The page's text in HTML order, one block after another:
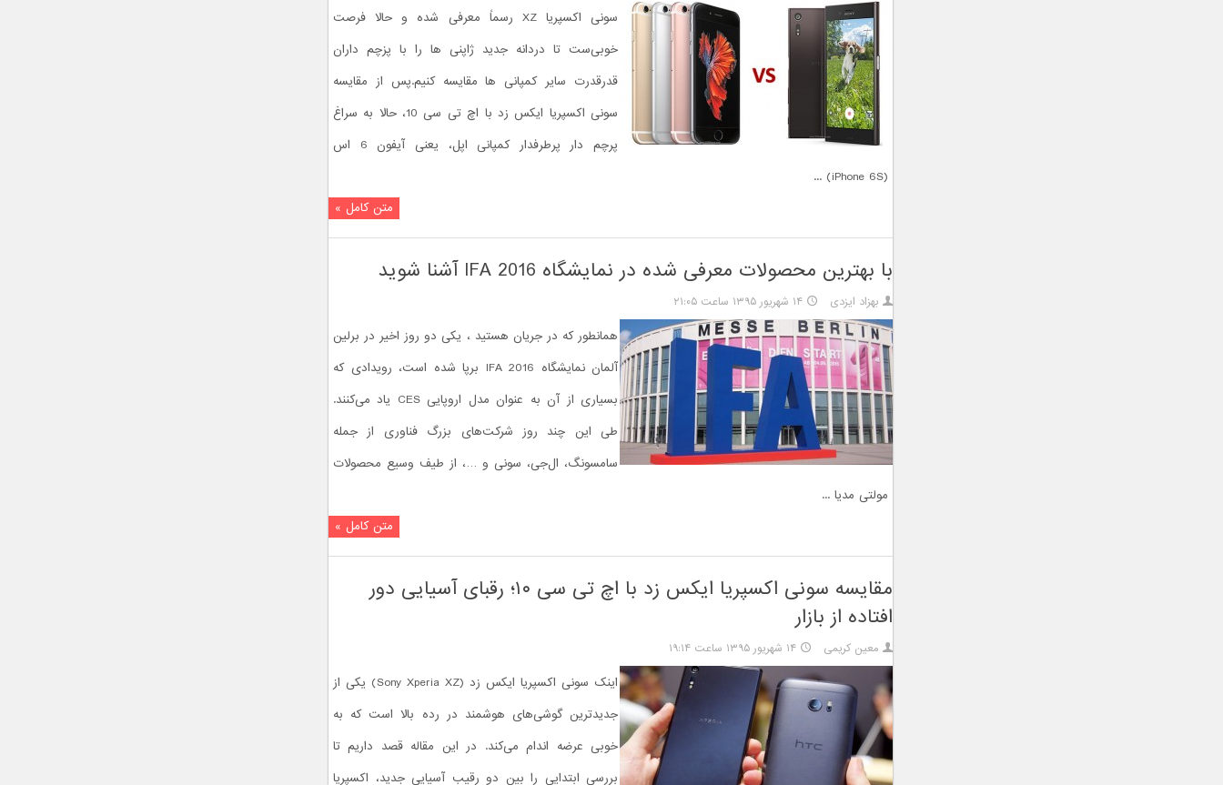
سونی اکسپریا XZ رسماً معرفی شده و حالا فرصت
خوبی‌ست تا دردانه جدید ژاپنی ها را با پزچم داران
قدرقدرت سایر کمپانی ها مقایسه کنیم.پس از مقایسه
سونی اکسپریا ایکس زد با اچ تی سی 10، حالا به سراغ
پرچم دار پرطرفدار کمپانی اپل، یعنی آیفون 6 اس
(iPhone 6S) ...
متن کامل »
با بهترین محصولات معرفی شده در نمایشگاه IFA 2016 آشنا شوید
بهزاد ایزدی ۱۴ شهریور ۱۳۹۵ ساعت ۲۱:۰۵
همانطور که در جریان هستید ، یکی دو روز اخیر در برلین
آلمان نمایشگاه IFA 2016 برپا شده است، رویدادی که
بسیاری از آن به عنوان مدل اروپایی CES یاد می‌کنند.
طی این چند روز شرکت‌های بزرگ فناوری از جمله
سامسونگ، ال‌جی، سونی و …، از طیف وسیع محصولات
مولتی مدیا ...
متن کامل »
مقایسه سونی اکسپریا ایکس زد با اچ تی سی ۱۰؛ رقبای آسیایی دور
افتاده از بازار
معین کریمی ۱۴ شهریور ۱۳۹۵ ساعت ۱۹:۱۴
اینک سونی اکسپریا ایکس زد (Sony Xperia XZ) یکی از
جدیدترین گوشی‌های هوشمند در رده بالا است که به
خوبی عرضه اندام می‌کند. در این مقاله قصد داریم تا
بررسی ابتدایی را بین دو رقیب آسیایی جدید، اکسپریا